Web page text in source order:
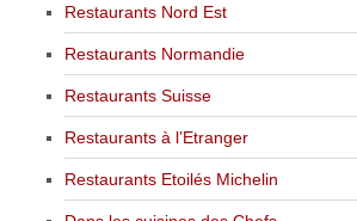
Restaurants Nord Est
Restaurants Normandie
Restaurants Suisse
Restaurants à l’Etranger
Restaurants Etoilés Michelin